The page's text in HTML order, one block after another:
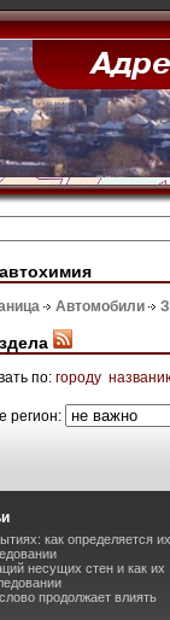
Автомобили
по: городу
регион:
как определяется их
несущих стен и как их
продолжает влиять